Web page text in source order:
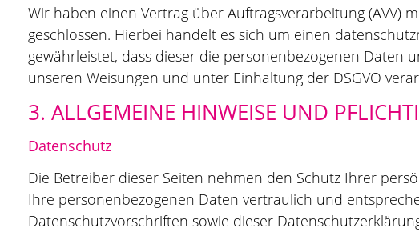
Wir haben einen Vertrag über Auftragsverarbeitung (AVV)
geschlossen. Hierbei handelt es sich um einen
gewährleistet, dass dieser die personenbezogenen Daten
unseren Weisungen und unter Einhaltung der DSGVO
3. ALLGEMEINE HINWEISE UND
Datenschutz
Die Betreiber dieser Seiten nehmen den Schutz Ihrer
Ihre personenbezogenen Daten vertraulich und
Datenschutzvorschriften sowie dieser